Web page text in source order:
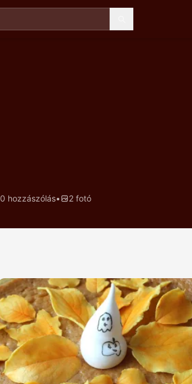
0 hozzászólás• 2 fotó